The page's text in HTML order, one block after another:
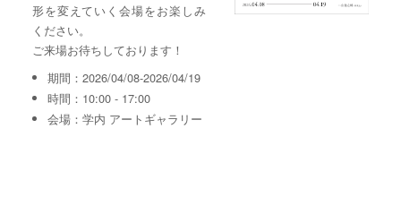
形を変えていく会場をお楽しみ
ください。
ご来場お待ちしております！
期間：2026/04/08-2026/04/19
時間：10:00 - 17:00
会場：学内 アートギャラリー